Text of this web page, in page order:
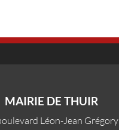
MAIRIE DE THUIR
Léon-Jean Grégory